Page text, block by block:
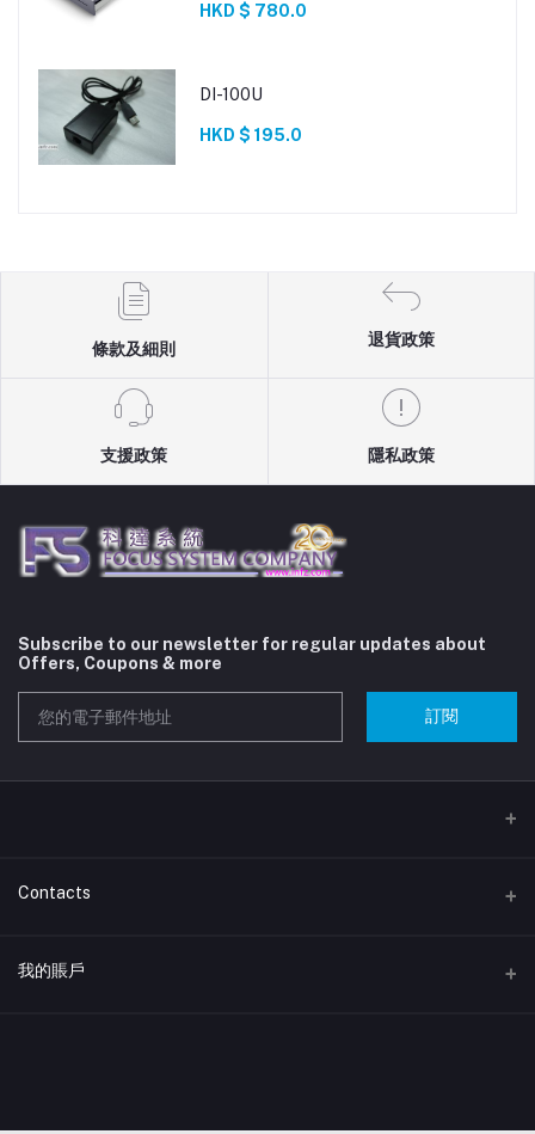
HKD $ 780.0
DI-100U
HKD $ 195.0
條款及細則
退貨政策
支援政策 隱私政策
Subscribe to our newsletter for regular updates about
Offers, Coupons & more
訂閱
Contacts
地址
我的賬戶
我的收藏